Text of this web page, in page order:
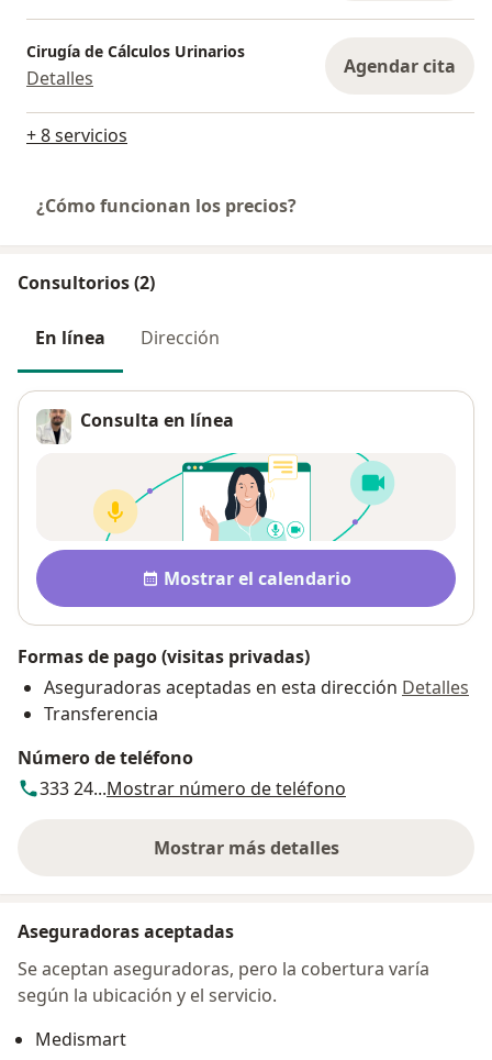
Cirugía de Cálculos Urinarios
Detalles Agendar cita
+ 8 servicios
¿Cómo funcionan los precios?
Consultorios (2)
En línea Dirección
Consulta en línea
Disponibilidad
Mostrar el calendario
Formas de pago (visitas privadas)
Aseguradoras aceptadas en esta dirección Detalles
Transferencia
Número de teléfono
333 24...Mostrar número de teléfono
Mostrar más detalles
sobre la dirección
Aseguradoras aceptadas
Se aceptan aseguradoras, pero la cobertura varía
según la ubicación y el servicio.
Medismart